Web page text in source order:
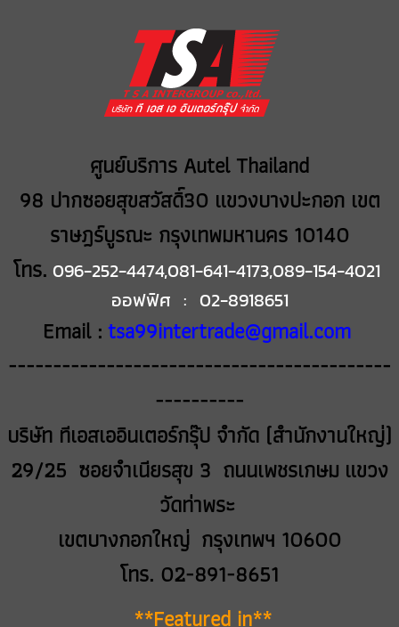
ศูนย์บริการ Autel Thailand
98 ปากซอยสุขสวัสดิ์30 แขวงบางปะกอก เขต
ราษฎร์บูรณะ กรุงเทพมหานคร 10140
โทร. 096-252-4474,081-641-4173,089-154-4021
ออฟฟิศ : 02-8918651
Email :tsa99intertrade@gmail.com
-------------------------------------------
----------
บริษัท ทีเอสเออินเตอร์กรุ๊ป จำกัด (สำนักงานใหญ่)
29/25 ซอยจำเนียรสุข 3 ถนนเพชรเกษม แขวง
วัดท่าพระ
เขตบางกอกใหญ่ กรุงเทพฯ 10600
โทร. 02-891-8651
**Featured in**